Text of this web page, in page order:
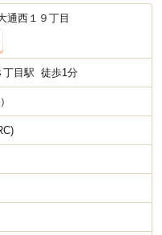
通西１９丁目
丁目駅 徒歩1分